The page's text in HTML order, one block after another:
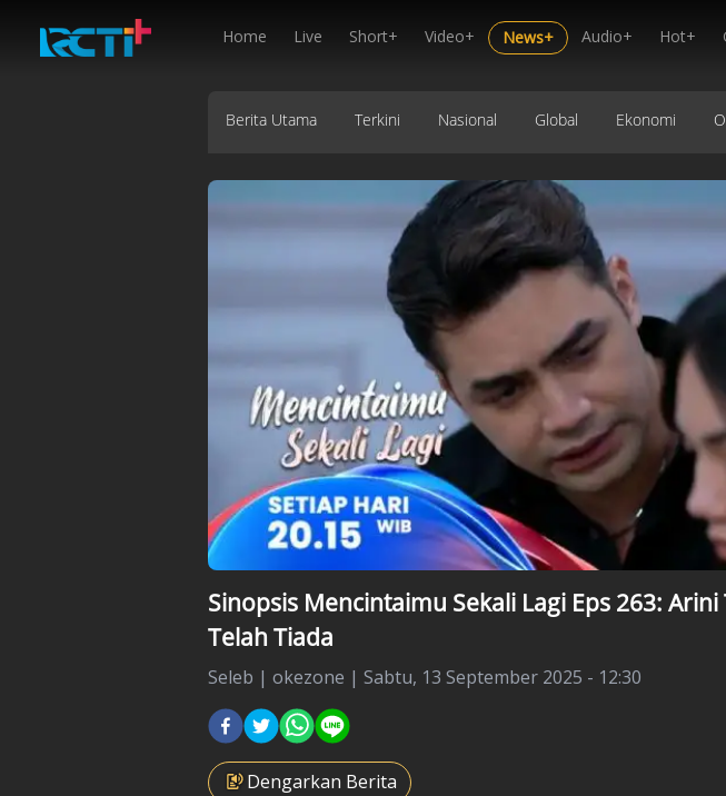
Home Live Short+ Video+ News+ Audio+ Hot+
Berita Utama Terkini Nasional Global Ekonomi
Sinopsis Mencintaimu Sekali Lagi Eps 263: Arini
Telah Tiada
Seleb | okezone | Sabtu, 13 September 2025 - 12:30
Dengarkan Berita